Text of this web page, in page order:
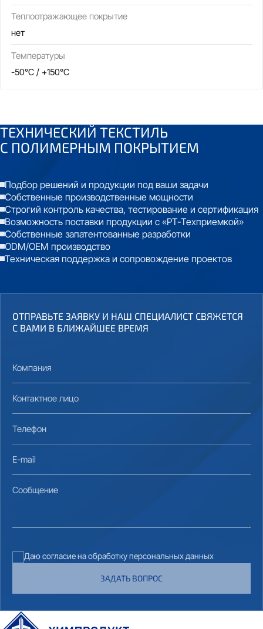
Теплоотражающее покрытие
нет
Температуры
-50°C / +150°C
ТЕХНИЧЕСКИЙ ТЕКСТИЛЬ
С ПОЛИМЕРНЫМ ПОКРЫТИЕМ
Подбор решений и продукции под ваши задачи
Собственные производственные мощности
Строгий контроль качества, тестирование и сертификация
Возможность поставки продукции с «РТ-Техприемкой»
Собственные запатентованные разработки
ODM/OEM производство
Техническая поддержка и сопровождение проектов
ОТПРАВЬТЕ ЗАЯВКУ И НАШ СПЕЦИАЛИСТ СВЯЖЕТСЯ
С ВАМИ В БЛИЖАЙШЕЕ ВРЕМЯ
Даю согласие на обработку персональных данных
ЗАДАТЬ ВОПРОС